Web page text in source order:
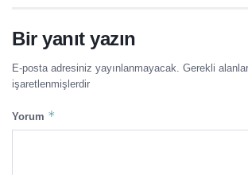
Bir yanıt yazın
E-posta adresiniz yayınlanmayacak. Gerekli alanlar
işaretlenmişlerdir
Yorum *